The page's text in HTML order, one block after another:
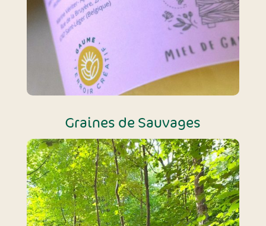
Graines de Sauvages